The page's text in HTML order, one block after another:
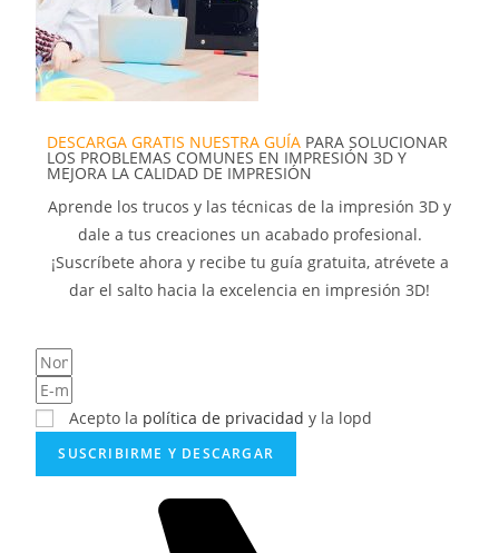
DESCARGA GRATIS NUESTRA GUÍA PARA SOLUCIONAR
LOS PROBLEMAS COMUNES EN IMPRESIÓN 3D Y
MEJORA LA CALIDAD DE IMPRESIÓN
Aprende los trucos y las técnicas de la impresión 3D y
dale a tus creaciones un acabado profesional.
¡Suscríbete ahora y recibe tu guía gratuita, atrévete a
dar el salto hacia la excelencia en impresión 3D!
Acepto la política de privacidad y la lopd
SUSCRIBIRME Y DESCARGAR